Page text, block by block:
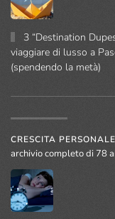
3 “Destination
viaggiare di lusso a
(spendendo la metà)
CRESCITA
archivio completo di 78